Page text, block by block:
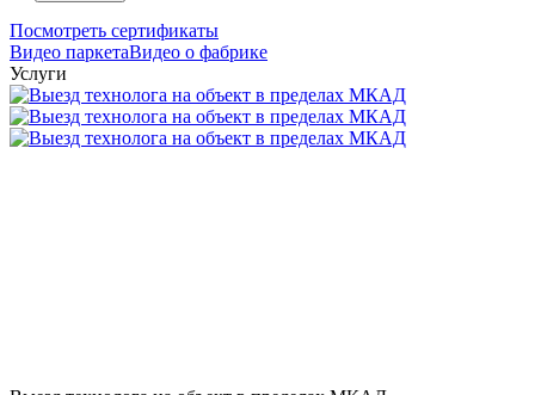
Посмотреть сертификаты
Видео паркетаВидео о фабрике
Услуги